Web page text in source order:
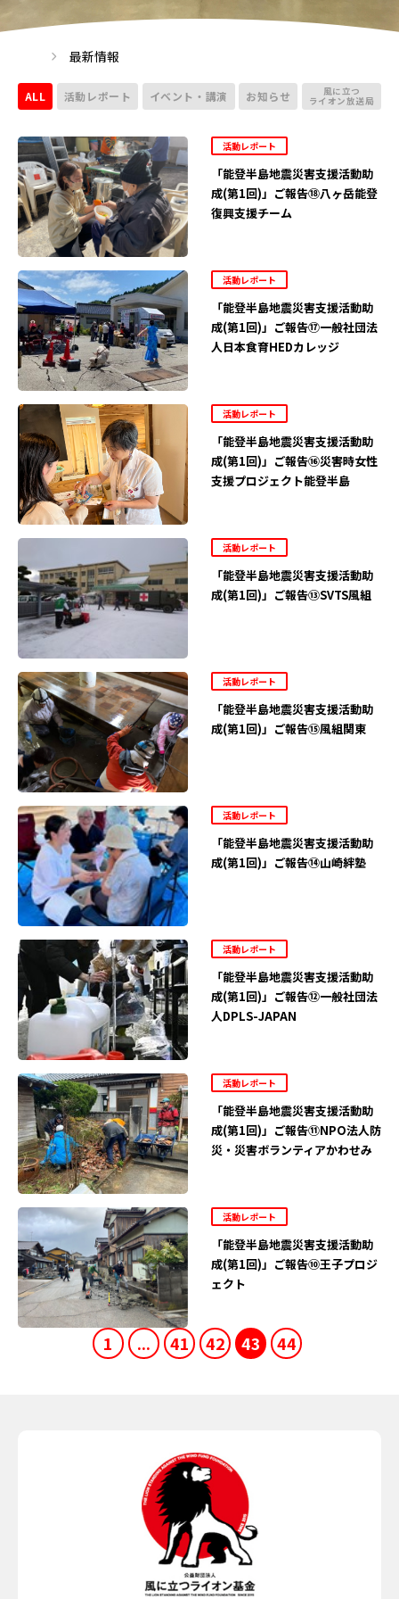
最新情報
ALL 活動レポート イベント・講演 お知らせ 風に立つ
ライオン放送局
活動レポート
「能登半島地震災害支援活動助
成(第1回)」ご報告⑱八ヶ岳能登
復興支援チーム
活動レポート
「能登半島地震災害支援活動助
成(第1回)」ご報告⑰一般社団法
人日本食育HEDカレッジ
活動レポート
「能登半島地震災害支援活動助
成(第1回)」ご報告⑯災害時女性
支援プロジェクト能登半島
活動レポート
「能登半島地震災害支援活動助
成(第1回)」ご報告⑬SVTS風組
活動レポート
「能登半島地震災害支援活動助
成(第1回)」ご報告⑮風組関東
活動レポート
「能登半島地震災害支援活動助
成(第1回)」ご報告⑭山崎絆塾
活動レポート
「能登半島地震災害支援活動助
成(第1回)」ご報告⑫一般社団法
人DPLS-JAPAN
活動レポート
「能登半島地震災害支援活動助
成(第1回)」ご報告⑪NPO法人防
災・災害ボランティアかわせみ
活動レポート
「能登半島地震災害支援活動助
成(第1回)」ご報告⑩王子プロジ
ェクト
1 ... 41 42 43 44